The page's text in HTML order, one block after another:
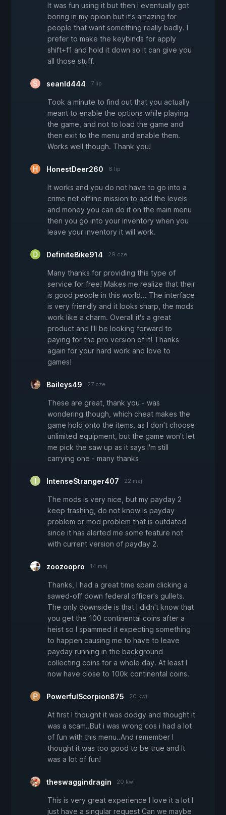
It was fun using it but then I eventually got
boring in my opioin but it's amazing for
people that want something really badly. I
prefer to make the keybinds for apply
shift+f1 and hold it down so it can give you
all those stuff.
seanld444 7 lip
Took a minute to find out that you actually
meant to enable the options while playing
the game, and not to load the game and
then exit to the menu and enable them.
Works well though. Thank you!
HonestDeer260 6 lip
It works and you do not have to go into a
crime net offline mission to add the levels
and money you can do it on the main menu
then you go into your inventory when you
leave your inventory it will work.
DefiniteBike914 29 cze
Many thanks for providing this type of
service for free! Makes me realize that their
is good people in this world... The interface
is very friendly and it looks sharp, the mods
work like a charm. Overall it's a great
product and I'll be looking forward to
paying for the pro version of it! Thanks
again for your hard work and love to
games!
Baileys49 27 cze
These are great, thank you - was
wondering though, which cheat makes the
game hold onto the items, as I don't choose
unlimited equipment, but the game won't let
me pick the saw up as it says I'm still
carrying one - many thanks
IntenseStranger407 22 maj
The mods is very nice, but my payday 2
keep trashing, do not know is payday
problem or mod problem that is outdated
since it has alerted me some feature not
with current version of payday 2.
zoozoopro 14 maj
Thanks, I had a great time spam clicking a
sawed-off down federal officer's gullets.
The only downside is that I didn't know that
you get the 100 continental coins after a
heist so I spammed it expecting something
to happen causing me to have to leave
payday running in the background
collecting coins for a whole day. At least I
now have close to 100k continental coins.
PowerfulScorpion875 20 kwi
At first I thought it was dodgy and thought it
was a scam..But i was wrong cos i had a lot
of fun with this menu..And remember I
thought it was too good to be true and It
was a lot of fun!
theswaggindragin 20 kwi
This is very great experience I love it a lot I
just have a singular request Can we maybe